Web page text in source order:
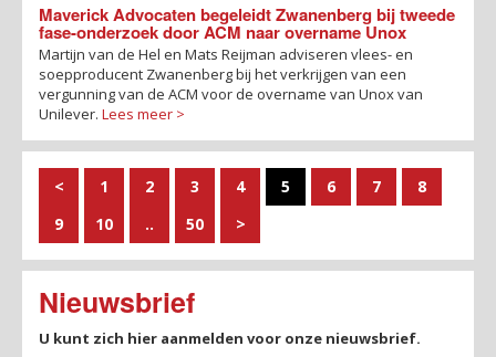
Maverick Advocaten begeleidt Zwanenberg bij tweede
fase-onderzoek door ACM naar overname Unox
Martijn van de Hel en Mats Reijman adviseren vlees- en
soepproducent Zwanenberg bij het verkrijgen van een
vergunning van de ACM voor de overname van Unox van
Unilever. Lees meer >
< 1 2 3 4 5 6 7
8
9
10 .. 50 >
Nieuwsbrief
U kunt zich hier aanmelden voor onze nieuwsbrief.